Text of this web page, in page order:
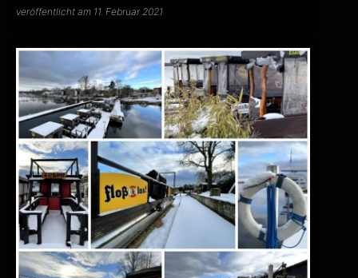
veröffentlicht am 11. Februar 2021